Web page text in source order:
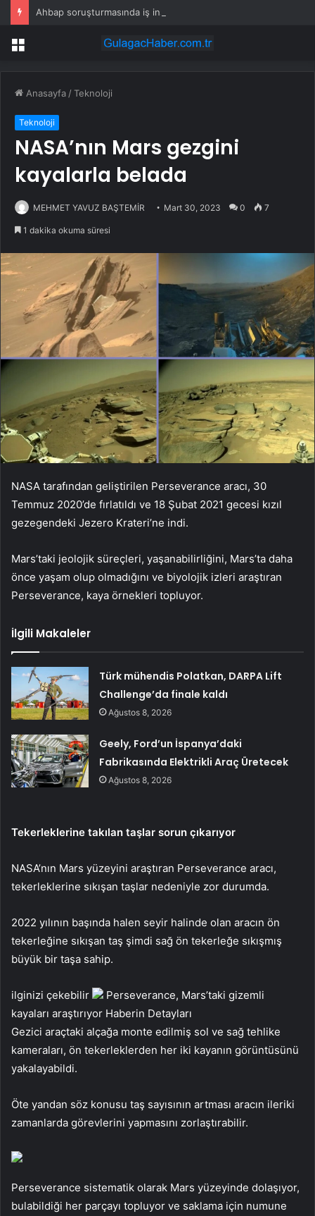
Menü
Anasayfa /Teknoloji
Teknoloji
NASA’nın Mars gezgini
kayalarla belada
MEHMET YAVUZ BAŞTEMİR Mart 30, 2023 0 7
1 dakika okuma süresi
NASA tarafından geliştirilen Perseverance aracı, 30
Temmuz 2020’de fırlatıldı ve 18 Şubat 2021 gecesi kızıl
gezegendeki Jezero Krateri’ne indi.
Mars’taki jeolojik süreçleri, yaşanabilirliğini, Mars’ta daha
önce yaşam olup olmadığını ve biyolojik izleri araştıran
Perseverance, kaya örnekleri topluyor.
İlgili Makaleler
Türk mühendis Polatkan, DARPA Lift
Challenge’da finale kaldı
Ağustos 8, 2026
Geely, Ford’un İspanya’daki
Fabrikasında Elektrikli Araç Üretecek
Ağustos 8, 2026
Tekerleklerine takılan taşlar sorun çıkarıyor
NASA’nın Mars yüzeyini araştıran Perseverance aracı,
tekerleklerine sıkışan taşlar nedeniyle zor durumda.
2022 yılının başında halen seyir halinde olan aracın ön
tekerleğine sıkışan taş şimdi sağ ön tekerleğe sıkışmış
büyük bir taşa sahip.
ilginizi çekebilir
Perseverance, Mars’taki gizemli
kayaları araştırıyor Haberin Detayları
Gezici araçtaki alçağa monte edilmiş sol ve sağ tehlike
kameraları, ön tekerleklerden her iki kayanın görüntüsünü
yakalayabildi.
Öte yandan söz konusu taş sayısının artması aracın ileriki
zamanlarda görevlerini yapmasını zorlaştırabilir.
Perseverance sistematik olarak Mars yüzeyinde dolaşıyor,
bulabildiği her parçayı topluyor ve saklama için numune